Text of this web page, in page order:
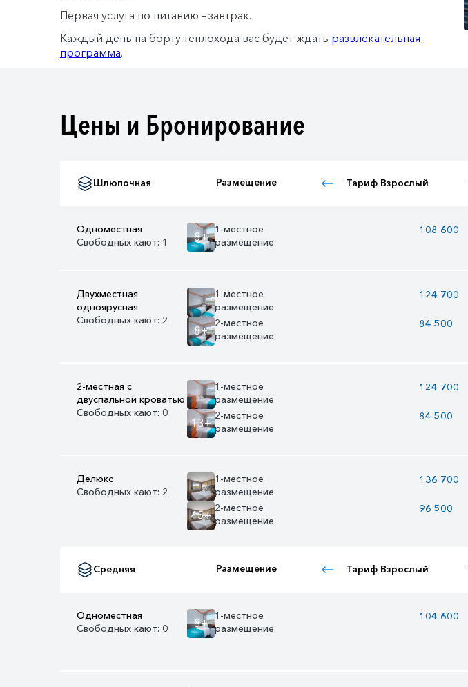
Первая услуга по питанию – завтрак.
Каждый день на борту теплохода вас будет ждать развлекательная
программа.
Цены и Бронирование
Шлюпочная Размещение Тариф Взрослый
Одноместная
Свободных кают: 1
8+
1-местное
размещение
108 600
Двухместная
одноярусная
Свободных кают: 2
1-местное
размещение
124 700
8+
2-местное
размещение
84 500
2-местная с
двуспальной кроватью
Свободных кают: 0
1-местное
размещение
124 700
13+
2-местное
размещение
84 500
Делюкс
Свободных кают: 2
1-местное
размещение
136 700
45+
2-местное
размещение
96 500
Средняя Размещение Тариф Взрослый
Одноместная
Свободных кают: 0
8+
1-местное
размещение
104 600